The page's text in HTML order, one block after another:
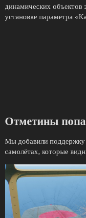
динамических объектов
установке параметра
Отметины
Мы добавили поддержку
самолётах, которые